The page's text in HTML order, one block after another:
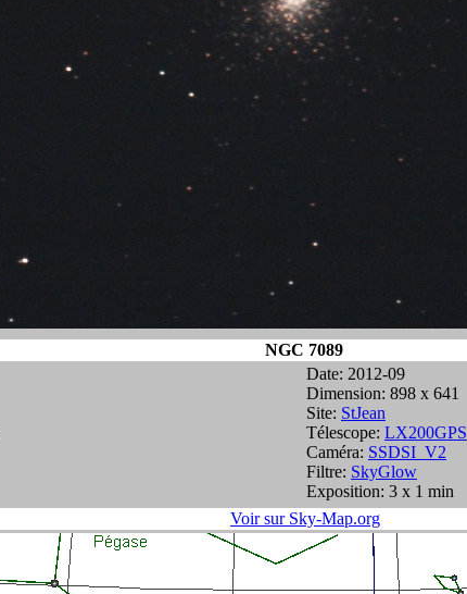
NGC 7089
Date: 2012-09
Dimension: 898 x 641
Site: StJean
Télescope: LX200GPS
Caméra: SSDSI_V2
Filtre: SkyGlow
Exposition: 3 x 1 min
Voir sur Sky-Map.org